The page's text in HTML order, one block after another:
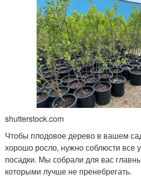
shutterstock.com
Чтобы плодовое дерево в вашем
хорошо росло, нужно соблюсти все
посадки. Мы собрали для вас
которыми лучше не пренебрегать.